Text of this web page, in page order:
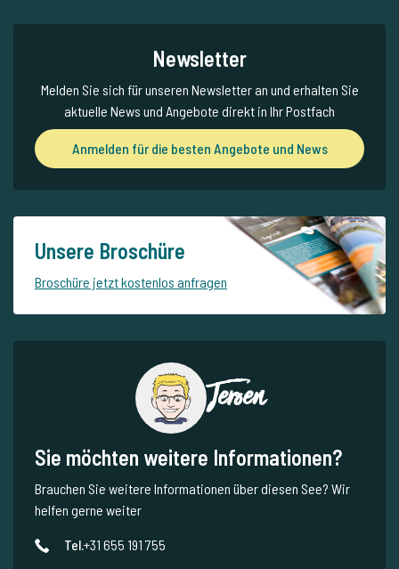
Newsletter
Melden Sie sich für unseren Newsletter an und erhalten Sie
aktuelle News und Angebote direkt in Ihr Postfach
Anmelden für die besten Angebote und News
Unsere Broschüre
Broschüre jetzt kostenlos anfragen
Jeroen
Sie möchten weitere Informationen?
Brauchen Sie weitere Informationen über diesen See? Wir
helfen gerne weiter
Tel.+31 655 191 755